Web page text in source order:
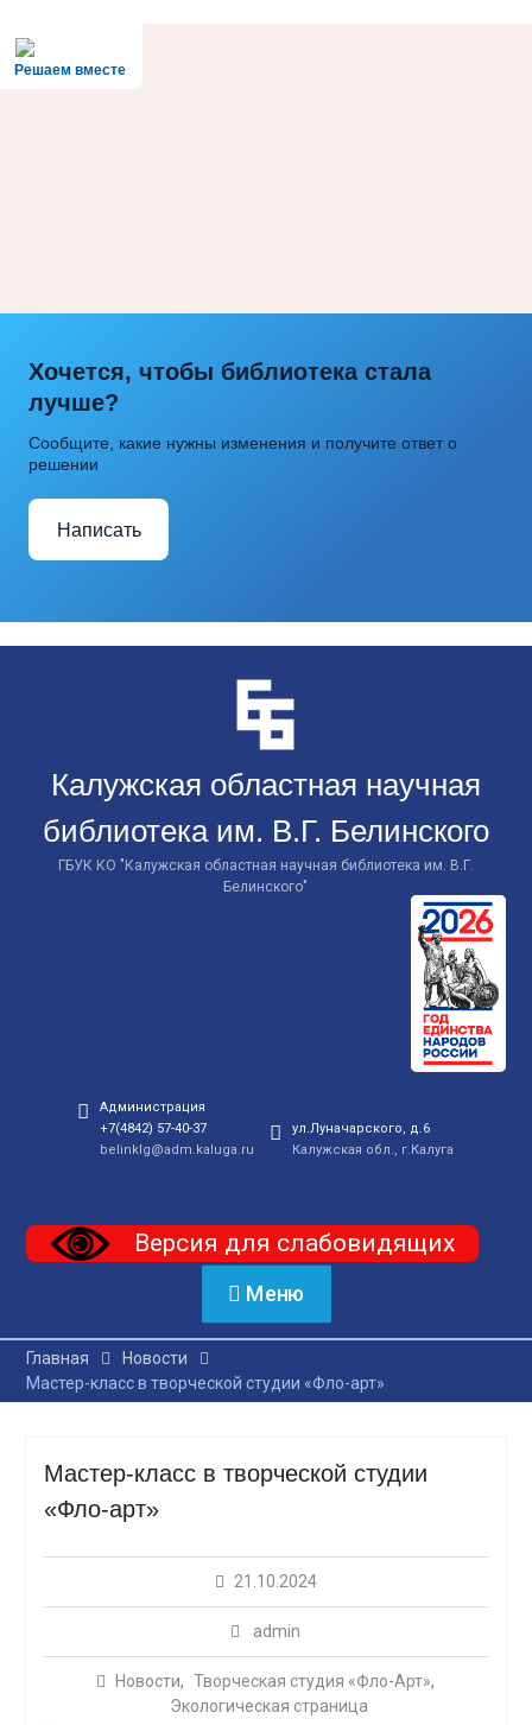
Решаем вместе
Хочется, чтобы библиотека стала
лучше?
Сообщите, какие нужны изменения и получите ответ о
решении
Написать
Калужская областная научная
библиотека им. В.Г. Белинского
ГБУК КО "Калужская областная научная библиотека им. В.Г.
Белинского"
Администрация
+7(4842) 57-40-37
belinklg@adm.kaluga.ru
ул.Луначарского, д.6
Калужская обл., г.Калуга
Версия для слабовидящих
Меню
Главная
Новости
Мастер-класс в творческой студии «Фло-арт»
Мастер-класс в творческой студии
«Фло-арт»
21.10.2024
admin
Новости, Творческая студия «Фло-Арт»,
Экологическая страница